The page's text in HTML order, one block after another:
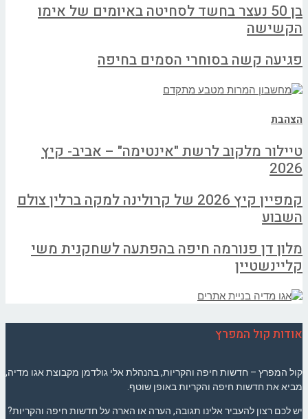
בן 50 נעצר בחשד לסחיטה באיומים של אימו
הקשישה
פגיעה קשה בסוחרי הסמים בחיפה
הצהבת
טיילור מלקוב לרשת "אינטימה" – אביב- קיץ
2026
קמפיין קיץ 2026 של קרולינה למקה ברלין צולם
השבוע
מלון דן פנורמה חיפה בהפתעה לשחקנית משי
קליינשטיין
אודות קול המפרץ
קול המפרץ – חדשות חיפה והקריות, בהנהלת אלי גולדמן מקבוצת אגו מדיה,
מביא את חדשות חיפה והקריות באופן שוטף.
יש לכם רצון להעביר אלינו תגובה, הערה או הארה על חדשות חיפה והקריות?